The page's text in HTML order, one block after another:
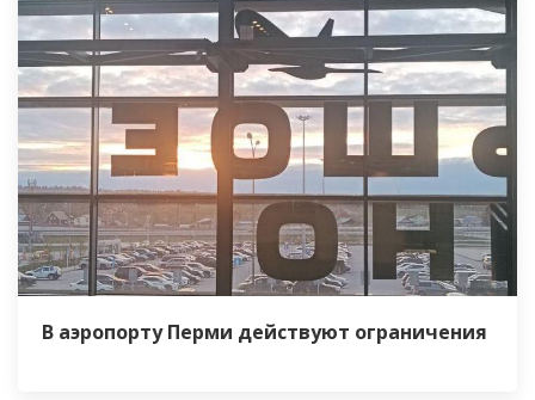
В аэропорту Перми действуют ограничения